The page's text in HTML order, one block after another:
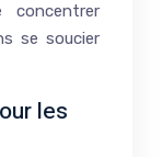
concentrer
se soucier
les